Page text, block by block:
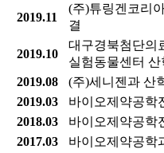
2019.11
(주)튜링겐코리
결
2019.10
대구경북첨단의
실험동물센터
2019.08
(주)세니젠과 산
2019.03
바이오제약공학
2018.03
바이오제약공학
2017.03
바이오제약공학